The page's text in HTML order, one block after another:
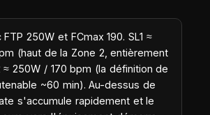
250W et FCmax 190. SL1 ≈
(haut de la Zone 2, entièrement
≈ 250W / 170 bpm (la définition de
~60 min). Au-dessus de
s'accumule rapidement et le